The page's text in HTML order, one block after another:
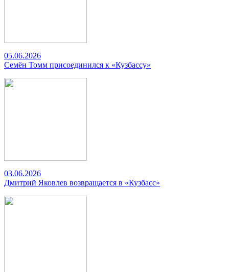
05.06.2026
Семён Томм присоединился к «Кузбассу»
03.06.2026
Дмитрий Яковлев возвращается в «Кузбасс»